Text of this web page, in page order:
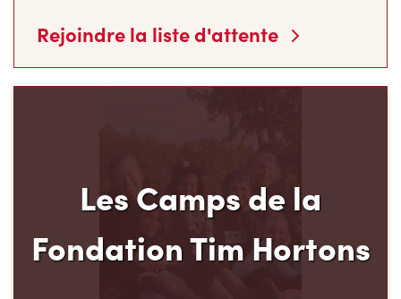
Rejoindre la liste d'attente
Les Camps de la
Fondation Tim Hortons